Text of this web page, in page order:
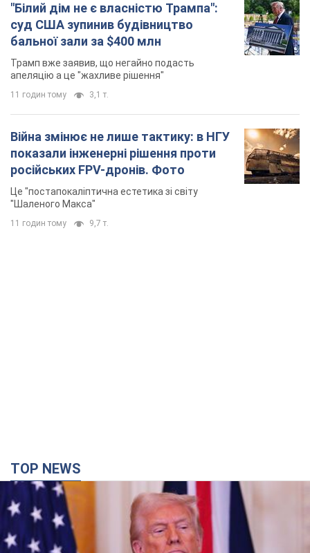
"Білий дім не є власністю Трампа":
суд США зупинив будівництво
бальної зали за $400 млн
Трамп вже заявив, що негайно подасть
апеляцію а це "жахливе рішення"
11 годин тому 3,1 т.
Війна змінює не лише тактику: в НГУ
показали інженерні рішення проти
російських FPV-дронів. Фото
Це "постапокаліптична естетика зі світу
"Шаленого Макса"
11 годин тому 9,7 т.
TOP NEWS